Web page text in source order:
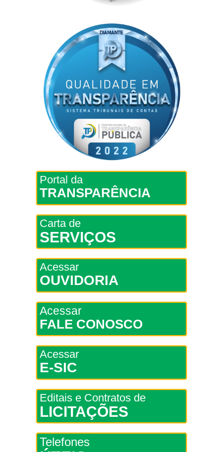
Portal da
TRANSPARÊNCIA
Carta de
SERVIÇOS
Acessar
OUVIDORIA
Acessar
FALE CONOSCO
Acessar
E-SIC
Editais e Contratos de
LICITAÇÕES
Telefones